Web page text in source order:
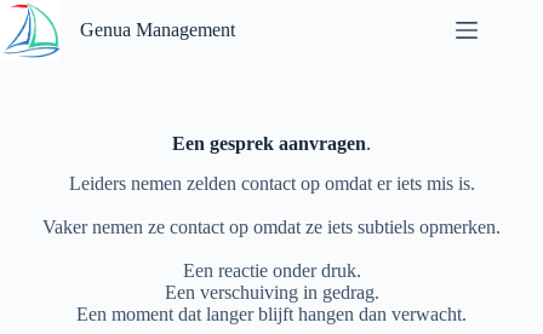
Ga
naar
de
Genua Management
Een gesprek aanvragen.
Leiders nemen zelden contact op omdat er iets mis is.
Vaker nemen ze contact op omdat ze iets subtiels opmerken.
Een reactie onder druk.
Een verschuiving in gedrag.
Een moment dat langer blijft hangen dan verwacht.